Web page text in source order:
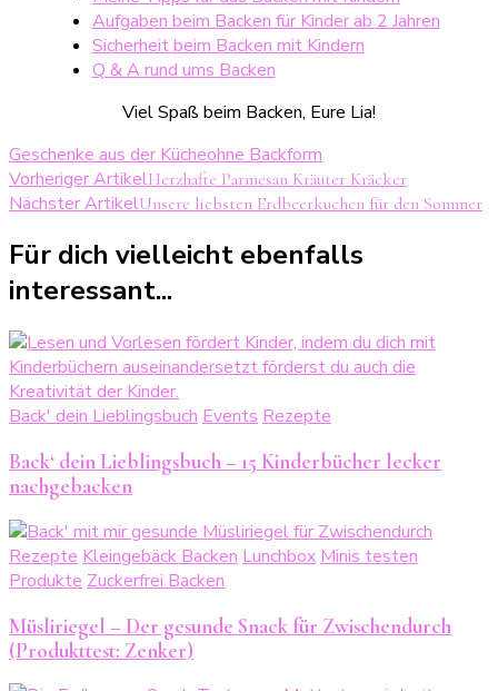
Aufgaben beim Backen für Kinder ab 2 Jahren
Sicherheit beim Backen mit Kindern
Q & A rund ums Backen
Viel Spaß beim Backen, Eure Lia!
Geschenke aus der Kücheohne Backform
Beitragsnavigation
Vorheriger ArtikelHerzhafte Parmesan Kräuter Kräcker
Nächster ArtikelUnsere liebsten Erdbeerkuchen für den Sommer
Für dich vielleicht ebenfalls
interessant...
Back' dein Lieblingsbuch Events Rezepte
Back‘ dein Lieblingsbuch – 15 Kinderbücher lecker
nachgebacken
Rezepte Kleingebäck Backen Lunchbox Minis testen
Produkte Zuckerfrei Backen
Müsliriegel – Der gesunde Snack für Zwischendurch
(Produkttest: Zenker)